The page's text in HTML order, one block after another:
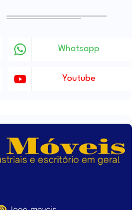
Whatsapp
Youtube